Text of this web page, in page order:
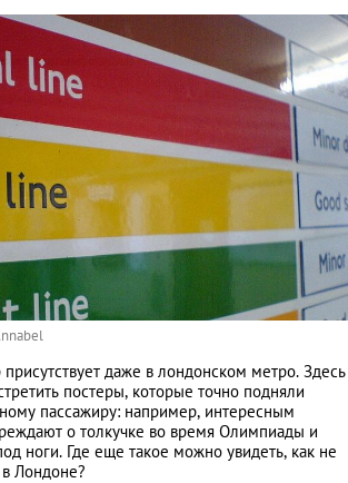
даже в лондонском метро. Здесь
постеры, которые точно подняли
пассажиру: например, интересным
о толкучке во время Олимпиады и
ноги. Где еще такое можно увидеть, как не
Лондоне?